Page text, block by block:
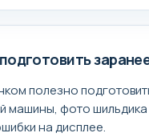
полезно
машины, фото шильдика
на дисплее.